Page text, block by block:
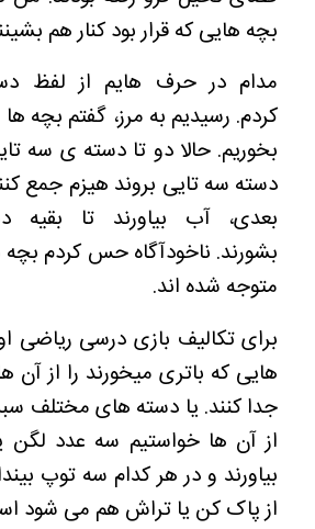
بچه هایی که قرار بود کنار هم
مدام در حرف هایم از لفظ
کردم. رسیدیم به مرز، گفتم بچه ها
بخوریم. حالا دو تا دسته ی سه
دسته سه تایی بروند هیزم جمع
بعدی، آب بیاورند تا
بشورند. ناخودآگاه حس کردم بچه
متوجه شده اند.
برای تکالیف بازی درسی ریاضی
هایی که باتری میخورند را از آن
جدا کنند. یا دسته های مختلف
از آن ها خواستیم سه عدد لگن
بیاورند و در هر کدام سه توپ
از پاک کن یا تراش هم می شود